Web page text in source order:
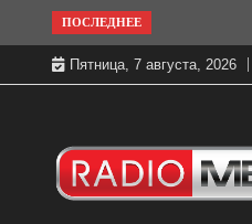
to
content
ПОСЛЕДНЕЕ
Пятница, 7 августа, 2026